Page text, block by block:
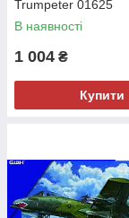
Trumpeter 01625
В наявності
1 004 ₴
Купити